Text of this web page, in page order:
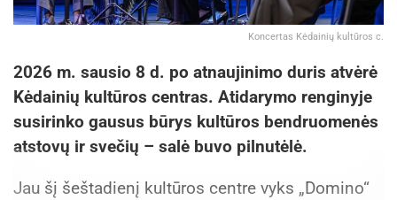
Koncertas Kėdainių kultūros c.
2026 m. sausio 8 d. po atnaujinimo duris atvėrė
Kėdainių kultūros centras. Atidarymo renginyje
susirinko gausus būrys kultūros bendruomenės
atstovų ir svečių – salė buvo pilnutėlė.
Jau šį šeštadienį kultūros centre vyks „Domino“